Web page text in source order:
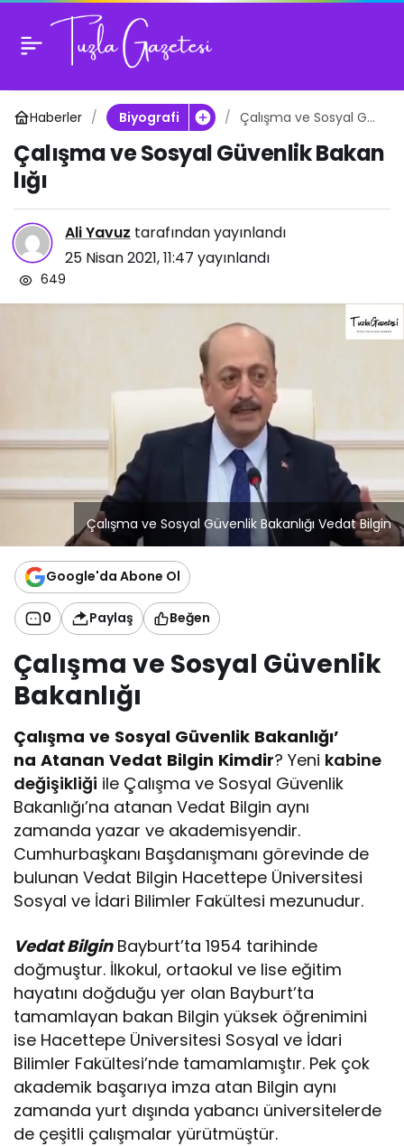
Haberler Biyografi
Çalışma ve Sosyal Gü
Çalışma ve Sosyal Güvenlik Bakan
lığı
Ali Yavuz tarafından yayınlandı
25 Nisan 2021, 11:47 yayınlandı
649
Çalışma ve Sosyal Güvenlik Bakanlığı Vedat Bilgin
Google'da Abone Ol
0 Paylaş Beğen
Çalışma ve Sosyal Güvenlik
Bakanlığı
Çalışma ve Sosyal Güvenlik Bakanlığı’
na Atanan Vedat Bilgin Kimdir? Yeni kabine
değişikliği ile Çalışma ve Sosyal Güvenlik
Bakanlığı’na atanan Vedat Bilgin aynı
zamanda yazar ve akademisyendir.
Cumhurbaşkanı Başdanışmanı görevinde de
bulunan Vedat Bilgin Hacettepe Üniversitesi
Sosyal ve İdari Bilimler Fakültesi mezunudur.
Vedat BilginBayburt’ta 1954 tarihinde
doğmuştur. İlkokul, ortaokul ve lise eğitim
hayatını doğduğu yer olan Bayburt’ta
tamamlayan bakan Bilgin yüksek öğrenimini
ise Hacettepe Üniversitesi Sosyal ve İdari
Bilimler Fakültesi’nde tamamlamıştır. Pek çok
akademik başarıya imza atan Bilgin aynı
zamanda yurt dışında yabancı üniversitelerde
de çeşitli çalışmalar yürütmüştür.
Çalışma ve Sosyal Güv